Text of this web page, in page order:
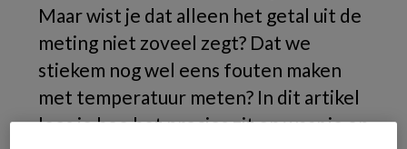
Maar wist je dat alleen het getal uit de
meting niet zoveel zegt? Dat we
stiekem nog wel eens fouten maken
met temperatuur meten? In dit artikel
lees je hoe het precies zit en waar je op